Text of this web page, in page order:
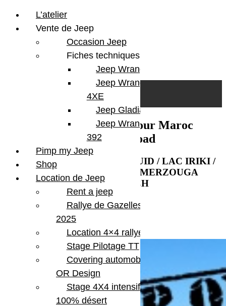
Edition du Sahara Tour Maroc
BumperOffroad
OUARZAZATE / FOUM Z’GUID / LAC IRIKI /
CHEGAGA / M’HAMID / MERZOUGA
/MARRAKECH
L’atelier
Vente de Jeep
Occasion Jeep
Fiches techniques
Jeep Wrangler JL
Jeep Wrangler
4XE
Jeep Gladiator
Jeep Wrangler V8
392
Pimp my Jeep
Shop
Location de Jeep
Rent a jeep
Rallye de Gazelles
2025
Location 4×4 rallye
Stage Pilotage TT
Covering automobile –
OR Design
Stage 4X4 intensif
100% désert